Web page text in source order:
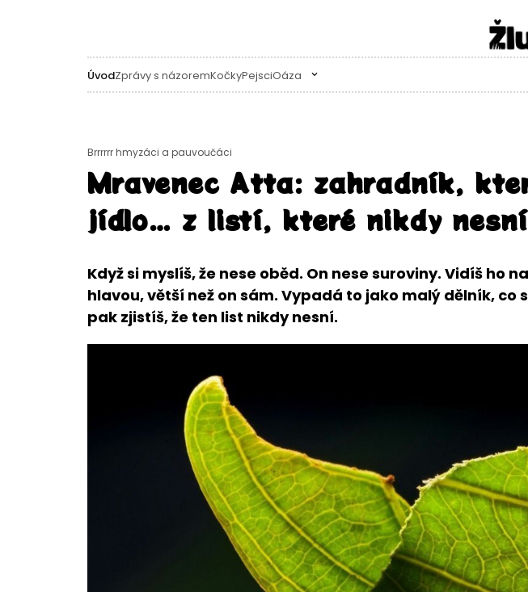
ÚvodZprávy s názoremKočkyPejsciOáza
Brrrrrr hmyzáci a pauvoučáci
Mravenec Atta: zahradník,
jídlo… z listí, které nikdy nesní
Když si myslíš, že nese oběd. On nese suroviny. Vidíš ho
hlavou, větší než on sám. Vypadá to jako malý dělník, co
pak zjistíš, že ten list nikdy nesní.